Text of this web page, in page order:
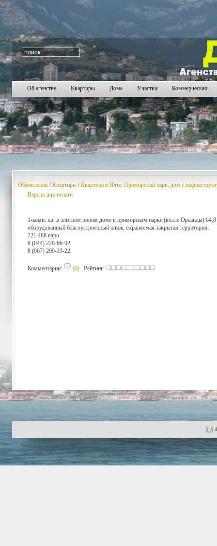
i=145
573574575576 578579 580 581
Об агенстве Квартиры Дома Участки Коммерческая
Объявления /Квартиры /Квартира в Ялте, Приморский парк, дом с
Версия для печати
1-комн. кв. в элитном новом доме в приморском парке (возле Ореанды)
оборудованный благоустроенный пляж, охраняемая закрытая территория.
221 488 евро
8 (044) 228-66-02
8 (067) 209-33-22
Комментарии: (0) Рейтинг: